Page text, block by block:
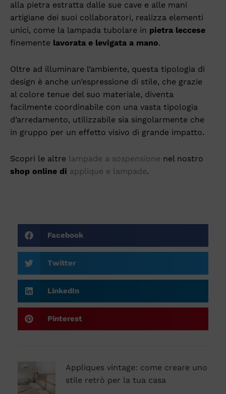
alla pietra estratta dalle sue cave e alle mani
artigiane dei suoi collaboratori, realizza elementi
unici, come la lampada tubolare in pietra leccese
finemente lavorata e levigata a mano.
Oltre ad illuminare l’ambiente, questa tipologia di
design è anche un’espressione di stile, che grazie
al colore tenue del suo materiale, diventa
facilmente coordinabile con una vasta tipologia
d’arredamento, utilizzabile sia singolarmente che
in gruppo per un effetto visivo di grande impatto.
Scopri le altre lampade a sospensione nel nostro
shop online di applique e lampade.
Facebook
Twitter
LinkedIn
Pinterest
Appliques vintage: come creare uno
stile retrò per la tua casa